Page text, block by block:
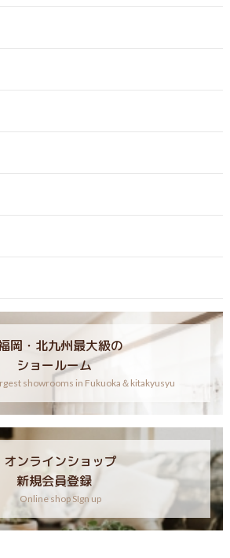
岡・北九州最大級の
ショールーム
showrooms in Fukuoka＆kitakyusyu
オンラインショップ
新規会員登録
Online shop SIgn up